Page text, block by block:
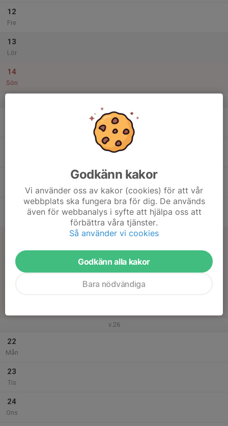
12
Fre
13
Lör
14
Sön
20
v.26
22
Mån
23
Tis
24
Ons
Godkänn kakor
Vi använder oss av kakor (cookies) för att vår
webbplats ska fungera bra för dig. De används
även för webbanalys i syfte att hjälpa oss att
förbättra våra tjänster.
Så använder vi cookies
Godkänn alla kakor
Bara nödvändiga